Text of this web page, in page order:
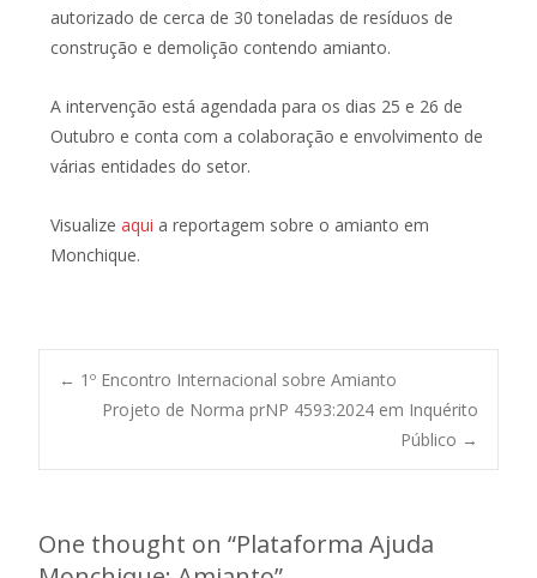
autorizado de cerca de 30 toneladas de resíduos de
construção e demolição contendo amianto.
A intervenção está agendada para os dias 25 e 26 de
Outubro e conta com a colaboração e envolvimento de
várias entidades do setor.
Visualize aqui a reportagem sobre o amianto em
Monchique.
← 1º Encontro Internacional sobre Amianto
Projeto de Norma prNP 4593:2024 em Inquérito
Público →
One thought on “Plataforma Ajuda